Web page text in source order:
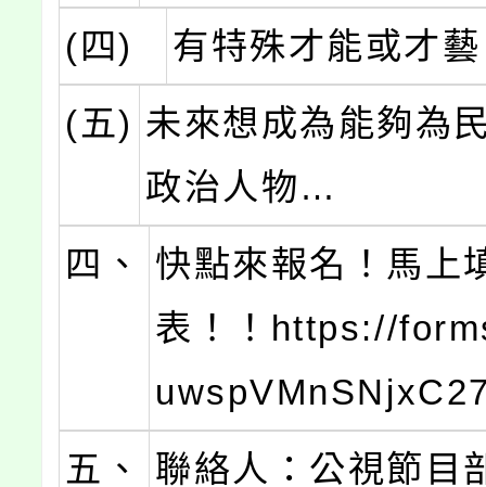
(四)
有特殊才能或才
(五) 未來想成為能夠為
政治人物…
四、
快點來報名！馬上
表！！https://
五、
聯絡人：公視節目